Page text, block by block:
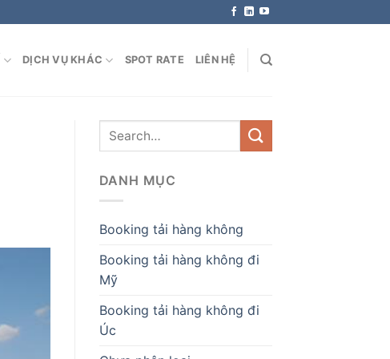
DỊCH VỤ KHÁC SPOT RATE LIÊN HỆ
DANH MỤC
Booking tải hàng không
Booking tải hàng không đi
Mỹ
Booking tải hàng không đi
Úc